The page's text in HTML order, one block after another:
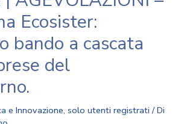
Ecosister:
bando a cascata
del
e Innovazione,solo utenti registrati / Di